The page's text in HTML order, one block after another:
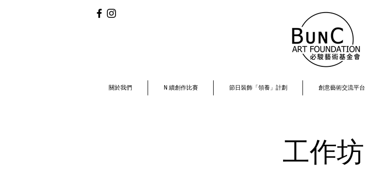
關於我們 N 續創作比賽 節日裝飾「領養」計劃 創意藝術交流平台
工作坊